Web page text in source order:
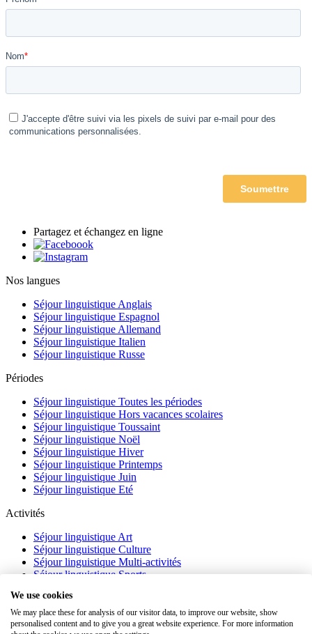
Partagez et échangez en ligne
Nos langues
Séjour linguistique Anglais
Séjour linguistique Espagnol
Séjour linguistique Allemand
Séjour linguistique Italien
Séjour linguistique Russe
Périodes
Séjour linguistique Toutes les périodes
Séjour linguistique Hors vacances scolaires
Séjour linguistique Toussaint
Séjour linguistique Noël
Séjour linguistique Hiver
Séjour linguistique Printemps
Séjour linguistique Juin
Séjour linguistique Eté
Activités
Séjour linguistique Art
Séjour linguistique Culture
Séjour linguistique Multi-activités
Séjour linguistique Sports
À propos
We use cookies
We may place these for analysis of our visitor data, to improve our website, show
personalised content and to give you a great website experience. For more information